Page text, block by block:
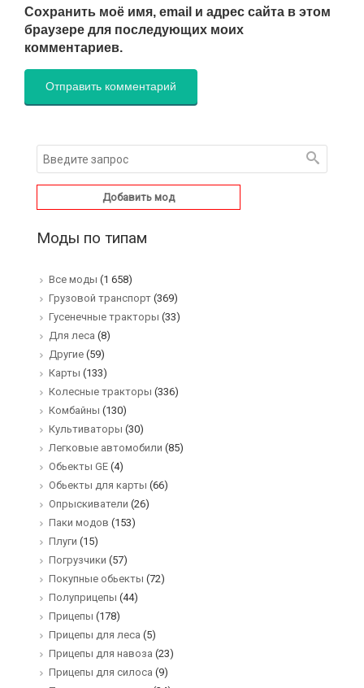
Сохранить моё имя, email и адрес сайта в этом
браузере для последующих моих
комментариев.
Добавить мод
Моды по типам
Все моды (1 658)
Грузовой транспорт (369)
Гусенечные тракторы (33)
Для леса (8)
Другие (59)
Карты (133)
Колесные тракторы (336)
Комбайны (130)
Культиваторы (30)
Легковые автомобили (85)
Обьекты GE (4)
Обьекты для карты (66)
Опрыскиватели (26)
Паки модов (153)
Плуги (15)
Погрузчики (57)
Покупные обьекты (72)
Полуприцепы (44)
Прицепы (178)
Прицепы для леса (5)
Прицепы для навоза (23)
Прицепы для силоса (9)